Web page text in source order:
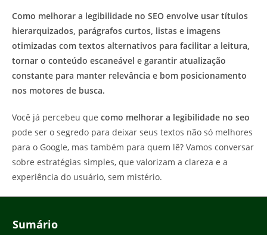
post:
Como melhorar a legibilidade no SEO envolve usar títulos
hierarquizados, parágrafos curtos, listas e imagens
otimizadas com textos alternativos para facilitar a leitura,
tornar o conteúdo escaneável e garantir atualização
constante para manter relevância e bom posicionamento
nos motores de busca.
Você já percebeu que como melhorar a legibilidade no seo
pode ser o segredo para deixar seus textos não só melhores
para o Google, mas também para quem lê? Vamos conversar
sobre estratégias simples, que valorizam a clareza e a
experiência do usuário, sem mistério.
Sumário